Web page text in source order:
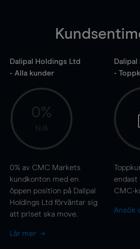
Dalipal Holdings Ltd
- Alla kunder
0%
N/A
0% av CMC Markets
kundkonton med en
öppen position på Dalipal
Holdings Ltd förväntar sig
att priset ska move.
Lär mer
-
endast
CMC-
Ansök